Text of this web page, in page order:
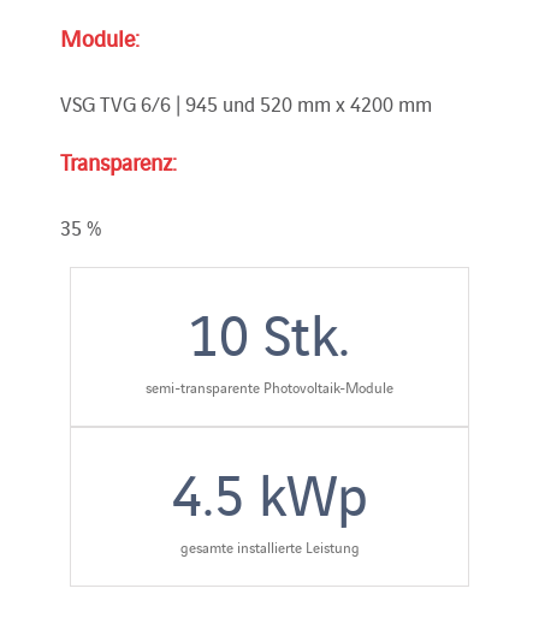
Module:
VSG TVG 6/6 | 945 und 520 mm x 4200 mm
Transparenz:
35 %
10 Stk.
semi-transparente Photovoltaik-Module
4.5 kWp
gesamte installierte Leistung